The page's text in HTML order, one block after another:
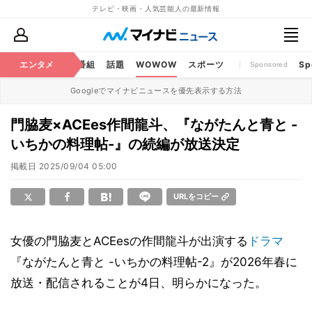
テレビ・映画・人気芸能人の最新情報
エンタメBS・CS番組 話題 WOWOW スポーツ Sponsored
Googleでマイナビニュースを優先表示する方法
門脇麦×ACEes作間龍斗、『ながたんと青と -
いちかの料理帖-』の続編が放送決定
掲載日 2025/09/04 05:00
URLをコピー
女優の門脇麦とACEesの作間龍斗が出演する ドラマ
『ながたんと青と -いちかの料理帖-2』が2026年春に
放送・配信されることが4日、明らかになった。